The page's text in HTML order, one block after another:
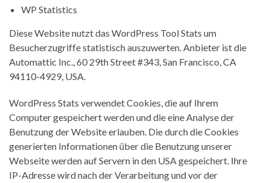
WP Statistics
Diese Website nutzt das WordPress Tool Stats um
Besucherzugriffe statistisch auszuwerten. Anbieter ist die
Automattic Inc., 60 29th Street #343, San Francisco, CA
94110-4929, USA.
WordPress Stats verwendet Cookies, die auf Ihrem
Computer gespeichert werden und die eine Analyse der
Benutzung der Website erlauben. Die durch die Cookies
generierten Informationen über die Benutzung unserer
Webseite werden auf Servern in den USA gespeichert. Ihre
IP-Adresse wird nach der Verarbeitung und vor der